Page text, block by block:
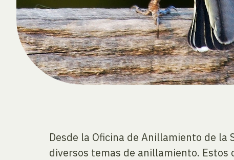
Desde la Oficina de Anillamiento de la
diversos temas de anillamiento.